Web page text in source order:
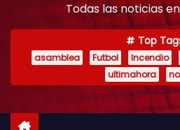
Todas las noticias
Top
asamblea Futbol Incendio
ultimahora